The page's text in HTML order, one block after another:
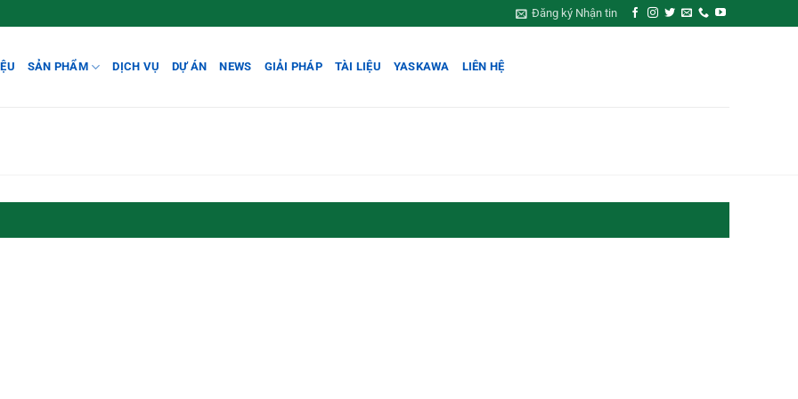
Đăng ký Nhận tin
SẢN PHẨM DỊCH VỤ DỰ ÁN NEWS GIẢI PHÁP TÀI LIỆU YASKAWA LIÊN HỆ